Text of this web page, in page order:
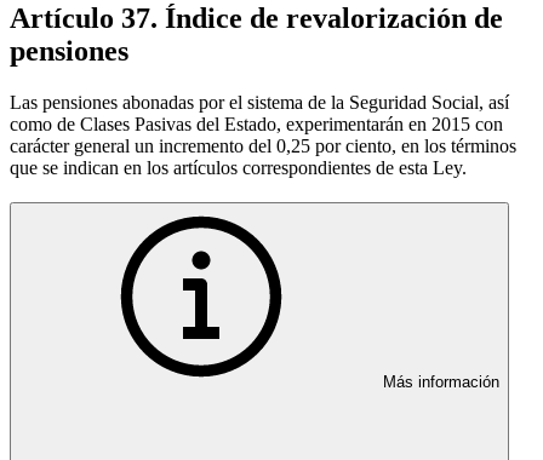
Artículo 37. Índice de revalorización de
pensiones
Las pensiones abonadas por el sistema de la Seguridad Social, así
como de Clases Pasivas del Estado, experimentarán en 2015 con
carácter general un incremento del 0,25 por ciento, en los términos
que se indican en los artículos correspondientes de esta Ley.
Más información